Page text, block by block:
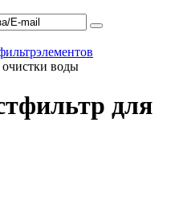
воды
для